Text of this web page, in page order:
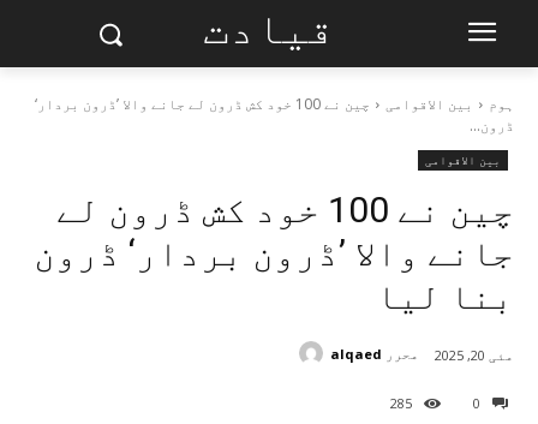
قیادت
ہوم بین الاقوامی
چین نے 100 خود کش ڈرون لے جانے والا ’ڈرون بردار‘
ڈرون...
بین الاقوامی
چین نے 100 خود کش ڈرون لے
جانے والا ’ڈرون بردار‘ ڈرون
بنا لیا
0
285
مئی 20, 2025 محرر alqaed